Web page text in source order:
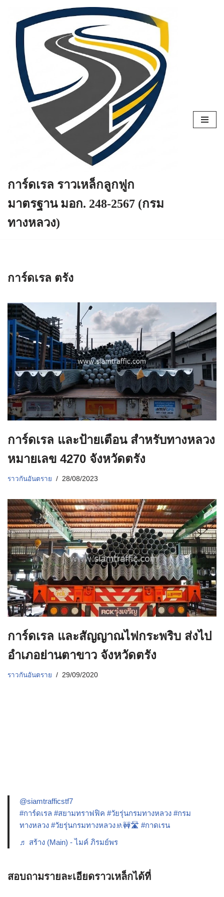
Skip
content
การ์ดเรล ราวเหล็กลูกฟูก
มาตรฐาน มอก. 248-2567 (กรม
ทางหลวง)
การ์ดเรล ตรัง
การ์ดเรล และป้ายเตือน สำหรับทางหลวง
หมายเลข 4270 จังหวัดตรัง
ราวกันอันตราย 28/08/2023
การ์ดเรล และสัญญาณไฟกระพริบ ส่งไป
อำเภอย่านตาขาว จังหวัดตรัง
ราวกันอันตราย 29/09/2020
@siamtrafficstf7
#การ์ดเรล #สยามทราฟฟิค #วัยรุ่นกรมทางหลวง #กรม
ทางหลวง #วัยรุ่นกรมทางหลวง🚸🚧🛣️ #กาดเรน
♬ สร้าง (Main) - ไมค์ ภิรมย์พร
สอบถามรายละเอียดราวเหล็กได้ที่